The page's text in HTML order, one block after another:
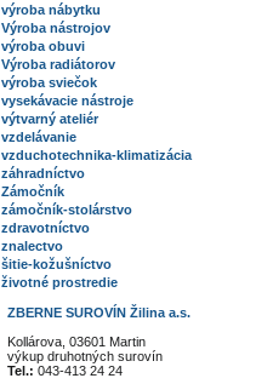
výroba nábytku
Výroba nástrojov
výroba obuvi
Výroba radiátorov
výroba sviečok
vysekávacie nástroje
výtvarný ateliér
vzdelávanie
vzduchotechnika-klimatizácia
záhradníctvo
Zámočník
zámočník-stolárstvo
zdravotníctvo
znalectvo
šitie-kožušníctvo
životné prostredie
ZBERNE SUROVÍN Žilina a.s.
Kollárova, 03601 Martin
výkup druhotných surovín
Tel.: 043-413 24 24